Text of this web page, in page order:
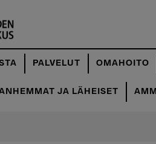
PALVELUT OMAHOITO
JA LÄHEISET